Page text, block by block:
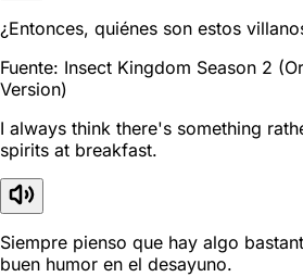
¿Entonces, quiénes son estos
Fuente: Insect Kingdom Season 2
Version)
I always think there's something
spirits at breakfast.
Siempre pienso que hay algo
buen humor en el desayuno.